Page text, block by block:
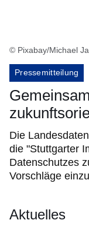
© Pixabay/Michael
Pressemitteilung
Die
die "Stuttgarter
Datenschutzes
Vorschläge
Aktuelles